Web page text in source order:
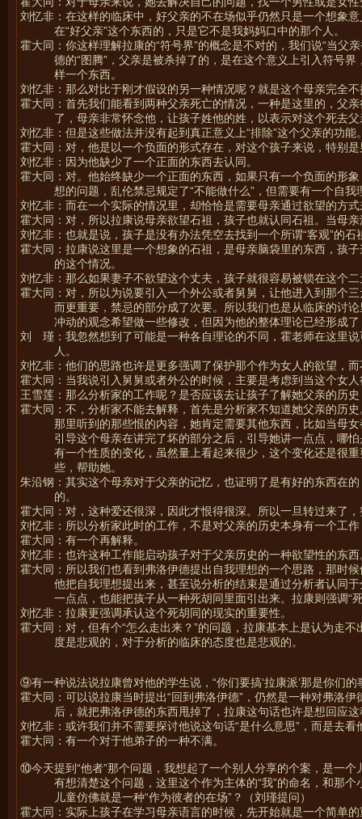
刘忆非：在这样的临床中，好父亲的不在场似乎仍然只是一个想象
在“好父亲”这个东西的，只是它不是我妈妈口中的那个人。
霍大同：你这样理解拉康的“符号界”的概念是不对的，我们说“当父
德的“图腾”，父亲是被杀掉了的，是在这个意义上引入符号
样一个东西。
刘忆非：那么对比于刚才假设的另一种情况呢？就是这个母亲完全
霍大同：首先我们能看到两种父亲死亡的情况，一种是这里的，父
了，母亲非常怀念他，让孩子姓他的姓，以表示对这个死去
刘忆非：但是这些做法并没有起到真正意义上“排除”这个父亲的功能
霍大同：对，他是以一个负面的形式存在，对这个孩子来说，特别
刘忆非：因为他缺少了一个正面的东西去认同。
霍大同：对。他始终缺少一个正面的东西，如果只有一个负面的形
想的问题，乱伦禁忌规定了“不能做什么”，但需要有一个自
刘忆非：而在一个实际的情况里，却恰恰是需要母亲通过欲望的方
霍大同：对，所以拉康说母亲欲望石祖，孩子也就认同石祖。当母
刘忆非：也就是说，孩子是没有办法凭空去找到一个所谓“客观”的
霍大同：拉康说这里是一个想象的石祖，是母亲脑袋里的东西，孩
的这个情况。
刘忆非：那么如果妻子不欲望这个丈夫，孩子就很容易被锁在这个
霍大同：对，所以为说要引入一个外公或者舅舅，让他进入到那个
而更重要，禁忌的部分成了次要。所以我们也是从临床的讨
冲动的观念希望做一些修改，但因为他的整体理论已经形成
刘 瑾：我忽然想到了可能是一种各自理论的不同，霍老师在这里
人。
刘忆非：他们的思路也许是更多强调了保护那个作为女人的欲望，
霍大同：当我说引入舅舅或者外公的时候，主要是考虑到当这个女
王雪莲：那么分析家的工作呢？是否应该去让孩子了解她父亲的历
霍大同：不，分析家不能去解释，首先是分析家不知道她父亲的历
那里听到的那些恨的内容，她肯定需要其他东西，比如当母
引导这个母亲在讲完了坏的部分之后，引导她讲一点点，哪
有一个性质的变化，虽然量上看起来很少，这个变化还是很
些，帮助她。
朱沿钢：其实这个母亲对于父亲的记忆，也证明了是有好的东西在
的。
霍大同：对，这种爱还很深，因此才恨得很深。所以一旦转过来了
刘忆非：所以分析家此时的工作，不是对父亲的历史本身有一个工
霍大同：有一个再解释。
刘忆非：也许这种工作能启动孩子对于父亲历史的一种欲望性的东
霍大同：所以我们也看到弗洛伊德提出自我理想的一个思路，那时
他把自我理想提出来，甚至说分析的结束是通过分析者认同
一点点，也能把孩子从一种死胡同里面引出来。拉康则强调“
刘忆非：拉康更强调承认这个死胡同的现实的重要性。
霍大同：对，但有个“怎么走出来？”的问题，拉康基本上是认为走
度是悲观的，对于分析的临床的态度也是悲观的。
⑨有一种说法说拉康曾对他的学生说，“你们要搞‘拉康派’那是你们
霍大同：可以说拉康当时提出“回到弗洛伊德”，仍然是一种对弗洛
后，就把弗洛伊德的东西甩掉了，拉康这句话也许是想回应
刘忆非：或许我们并不需要探讨他说这句话“是什么意思”，而是去
霍大同：有一个对于他弟子的一种不满。
⑩今天提到“他者”那个问题，我想起了一个别人分享的个案，是一
有想清楚这个问题，这里这个作为主体的“我”的命名，和那
儿童仿佛就是一种“作为彼者的在场”？（刘瑾提问）
霍大同：实际上孩子在学习母亲语言的时候，先开始就是一个简单